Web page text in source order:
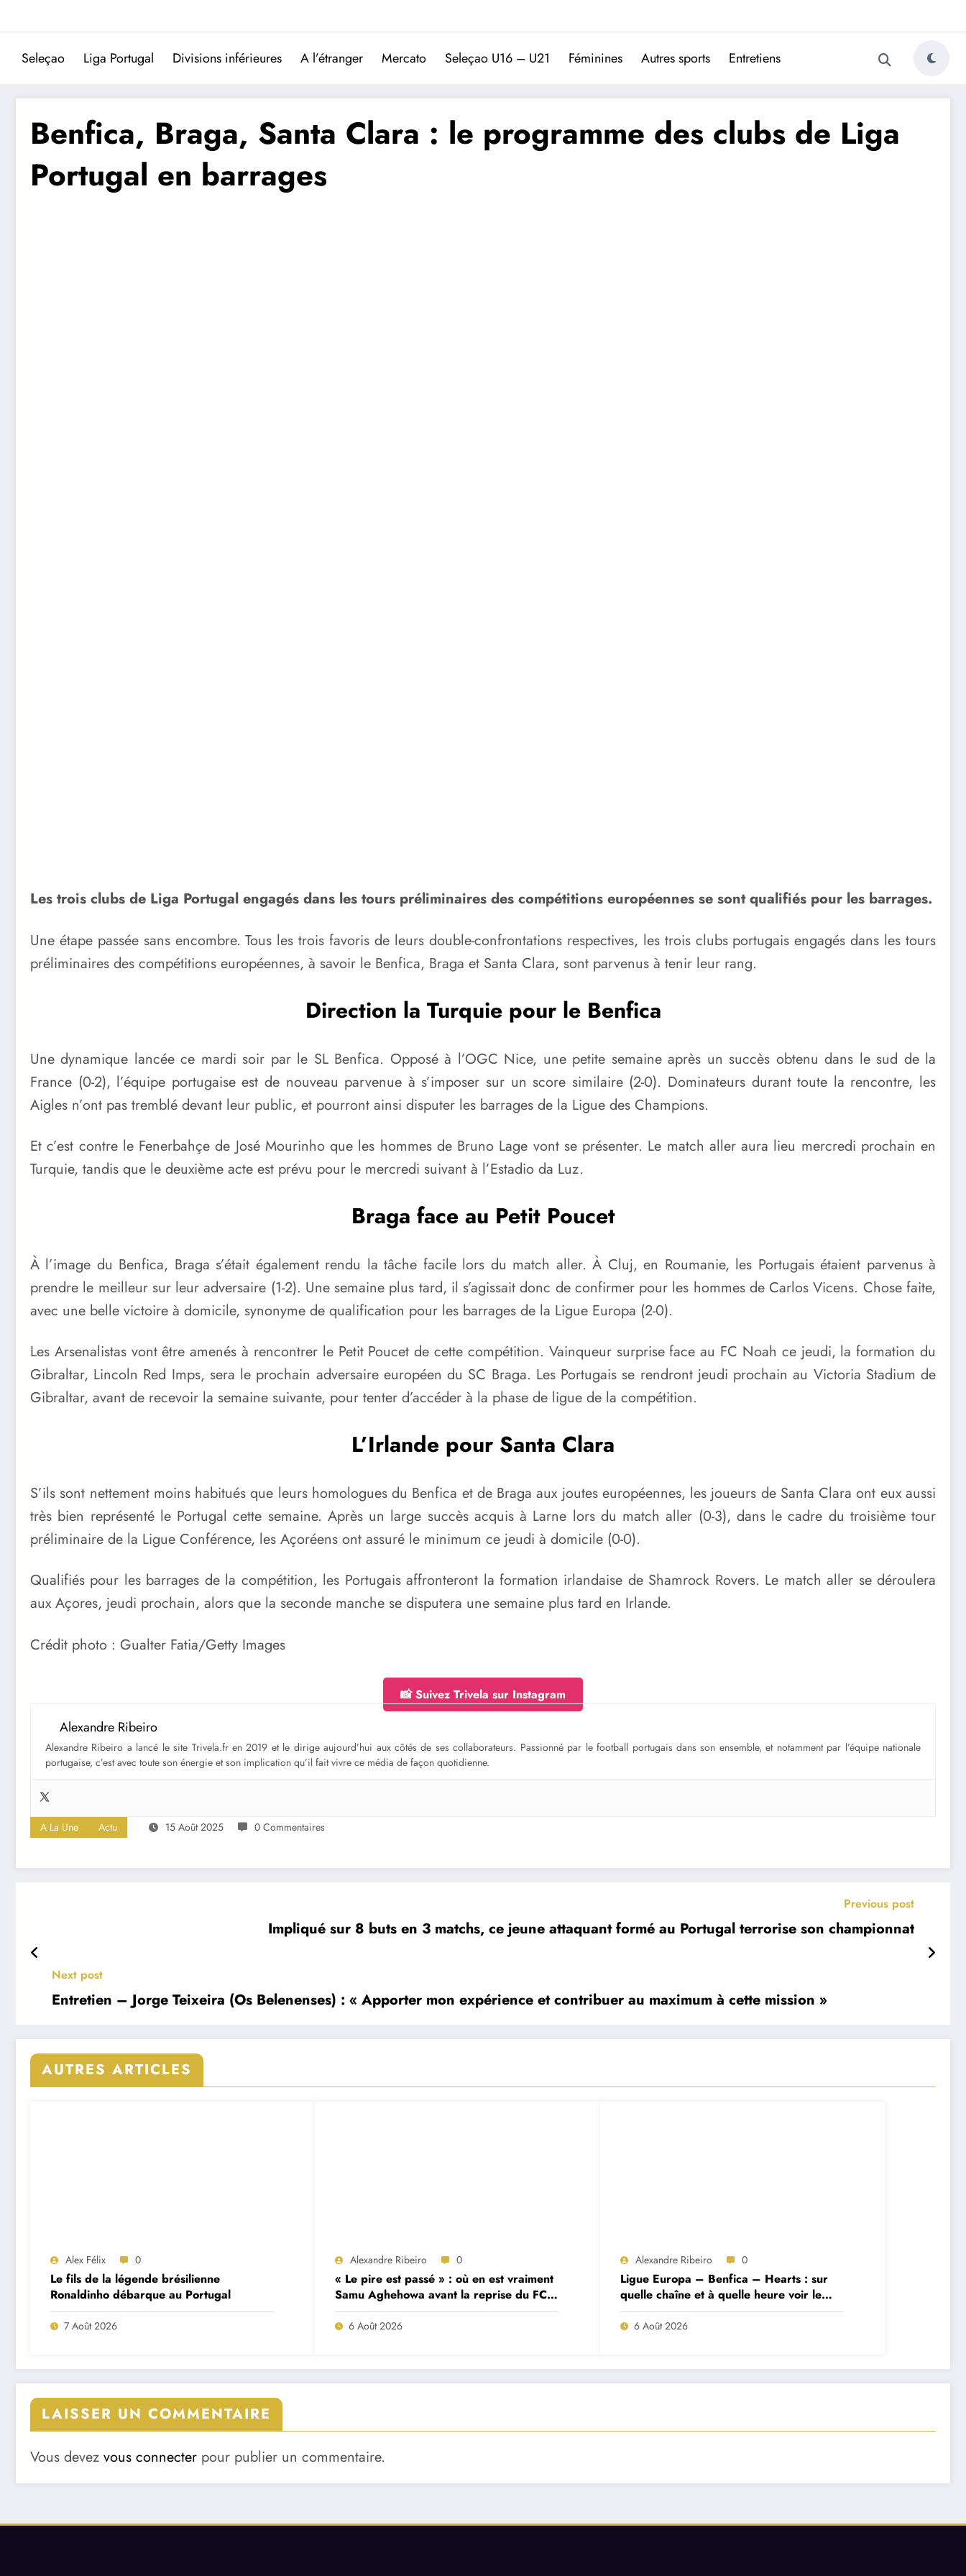
Trivela
L'actualité du football portugais
Seleçao Liga Portugal Divisions inférieures A l’étranger Mercato Seleçao U16 – U21 Féminines Autres sports Entretiens
Benfica, Braga, Santa Clara : le programme des clubs de Liga
Portugal en barrages
Les trois clubs de Liga Portugal engagés dans les tours préliminaires des compétitions européennes se sont qualifiés pour les barrages.
Une étape passée sans encombre. Tous les trois favoris de leurs double-confrontations respectives, les trois clubs portugais engagés dans les tours
préliminaires des compétitions européennes, à savoir le Benfica, Braga et Santa Clara, sont parvenus à tenir leur rang.
Direction la Turquie pour le Benfica
Une dynamique lancée ce mardi soir par le SL Benfica. Opposé à l’OGC Nice, une petite semaine après un succès obtenu dans le sud de la
France (0-2), l’équipe portugaise est de nouveau parvenue à s’imposer sur un score similaire (2-0). Dominateurs durant toute la rencontre, les
Aigles n’ont pas tremblé devant leur public, et pourront ainsi disputer les barrages de la Ligue des Champions.
Et c’est contre le Fenerbahçe de José Mourinho que les hommes de Bruno Lage vont se présenter. Le match aller aura lieu mercredi prochain en
Turquie, tandis que le deuxième acte est prévu pour le mercredi suivant à l’Estadio da Luz.
Braga face au Petit Poucet
À l’image du Benfica, Braga s’était également rendu la tâche facile lors du match aller. À Cluj, en Roumanie, les Portugais étaient parvenus à
prendre le meilleur sur leur adversaire (1-2). Une semaine plus tard, il s’agissait donc de confirmer pour les hommes de Carlos Vicens. Chose faite,
avec une belle victoire à domicile, synonyme de qualification pour les barrages de la Ligue Europa (2-0).
Les Arsenalistas vont être amenés à rencontrer le Petit Poucet de cette compétition. Vainqueur surprise face au FC Noah ce jeudi, la formation du
Gibraltar, Lincoln Red Imps, sera le prochain adversaire européen du SC Braga. Les Portugais se rendront jeudi prochain au Victoria Stadium de
Gibraltar, avant de recevoir la semaine suivante, pour tenter d’accéder à la phase de ligue de la compétition.
L’Irlande pour Santa Clara
S’ils sont nettement moins habitués que leurs homologues du Benfica et de Braga aux joutes européennes, les joueurs de Santa Clara ont eux aussi
très bien représenté le Portugal cette semaine. Après un large succès acquis à Larne lors du match aller (0-3), dans le cadre du troisième tour
préliminaire de la Ligue Conférence, les Açoréens ont assuré le minimum ce jeudi à domicile (0-0).
Qualifiés pour les barrages de la compétition, les Portugais affronteront la formation irlandaise de Shamrock Rovers. Le match aller se déroulera
aux Açores, jeudi prochain, alors que la seconde manche se disputera une semaine plus tard en Irlande.
Crédit photo : Gualter Fatia/Getty Images
📸 Suivez Trivela sur Instagram
Alexandre Ribeiro
Alexandre Ribeiro a lancé le site Trivela.fr en 2019 et le dirige aujourd’hui aux côtés de ses collaborateurs. Passionné par le football portugais dans son ensemble, et notamment par l’équipe nationale
portugaise, c’est avec toute son énergie et son implication qu’il fait vivre ce média de façon quotidienne.
A La Une Actu 15 Août 2025 0 Commentaires
Previous post
Impliqué sur 8 buts en 3 matchs, ce jeune attaquant formé au Portugal terrorise son championnat
Next post
Entretien – Jorge Teixeira (Os Belenenses) : « Apporter mon expérience et contribuer au maximum à cette mission »
AUTRES ARTICLES
Alex Félix 0
Le fils de la légende brésilienne
Ronaldinho débarque au Portugal
7 Août 2026
Alexandre Ribeiro 0
« Le pire est passé » : où en est vraiment
Samu Aghehowa avant la reprise du FC
Porto ?
6 Août 2026
Alexandre Ribeiro 0
Ligue Europa – Benfica – Hearts : sur
quelle chaîne et à quelle heure voir le
match ?
6 Août 2026
LAISSER UN COMMENTAIRE
Vous devez vous connecter pour publier un commentaire.